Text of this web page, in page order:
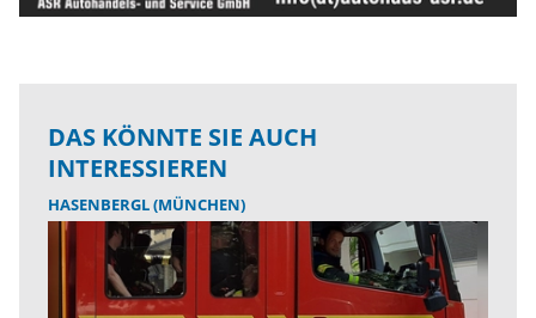
DAS KÖNNTE SIE AUCH
INTERESSIEREN
HASENBERGL (MÜNCHEN)